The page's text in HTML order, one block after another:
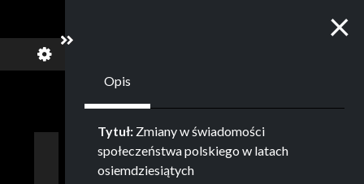
Pokaż/Ukryj panel boczny ×
Opis
Tytuł: Zmiany w świadomości
społeczeństwa polskiego w latach
osiemdziesiątych